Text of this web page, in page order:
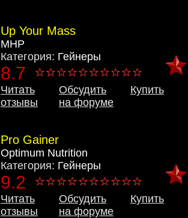
Up Your Mass
MHP
Категория: Гейнеры
8.7
Читать
отзывы
Обсудить
на форуме
Купить
Pro Gainer
Optimum Nutrition
Категория: Гейнеры
9.2
Читать
отзывы
Обсудить
на форуме
Купить